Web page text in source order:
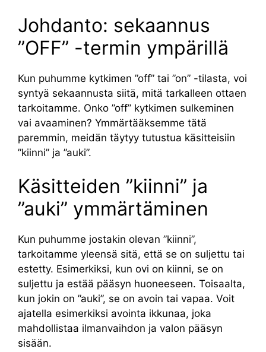
Johdanto: sekaannus
”OFF” -termin ympärillä
Kun puhumme kytkimen ”off” tai ”on” -tilasta, voi
syntyä sekaannusta siitä, mitä tarkalleen ottaen
tarkoitamme. Onko ”off” kytkimen sulkeminen
vai avaaminen? Ymmärtääksemme tätä
paremmin, meidän täytyy tutustua käsitteisiin
”kiinni” ja ”auki”.
Käsitteiden ”kiinni” ja
”auki” ymmärtäminen
Kun puhumme jostakin olevan ”kiinni”,
tarkoitamme yleensä sitä, että se on suljettu tai
estetty. Esimerkiksi, kun ovi on kiinni, se on
suljettu ja estää pääsyn huoneeseen. Toisaalta,
kun jokin on ”auki”, se on avoin tai vapaa. Voit
ajatella esimerkiksi avointa ikkunaa, joka
mahdollistaa ilmanvaihdon ja valon pääsyn
sisään.